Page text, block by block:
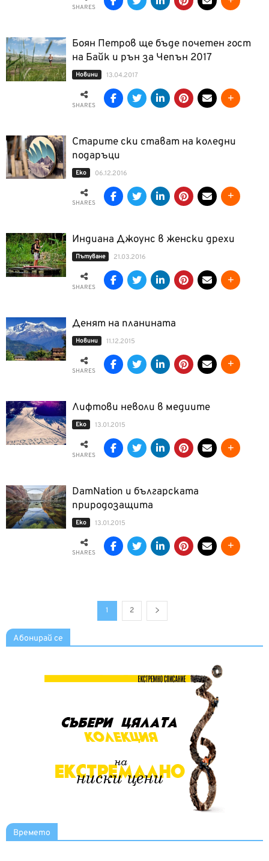
SHARES
Боян Петров ще бъде почетен гост
на Байк и рън за Чепън 2017
Новини 13.04.2017
SHARES
Старите ски стават на коледни
подаръци
Еко 06.12.2016
SHARES
Индиана Джоунс в женски дрехи
Пътуване 21.03.2016
SHARES
Денят на планината
Новини 11.12.2015
SHARES
Лифтови неволи в медиите
Еко 13.01.2015
SHARES
DamNation и българската
природозащита
Еко 13.01.2015
SHARES
1 2
Абонирай се
Времето